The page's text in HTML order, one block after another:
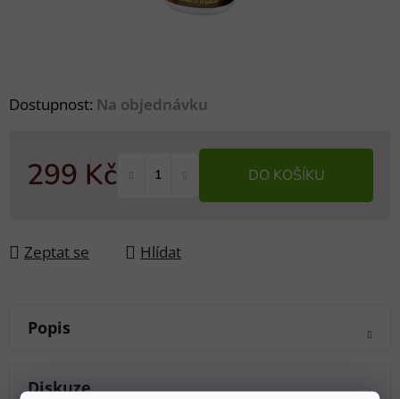
Dostupnost: Na objednávku
299 Kč DO KOŠÍKU
Zeptat se Hlídat
Popis
Diskuze